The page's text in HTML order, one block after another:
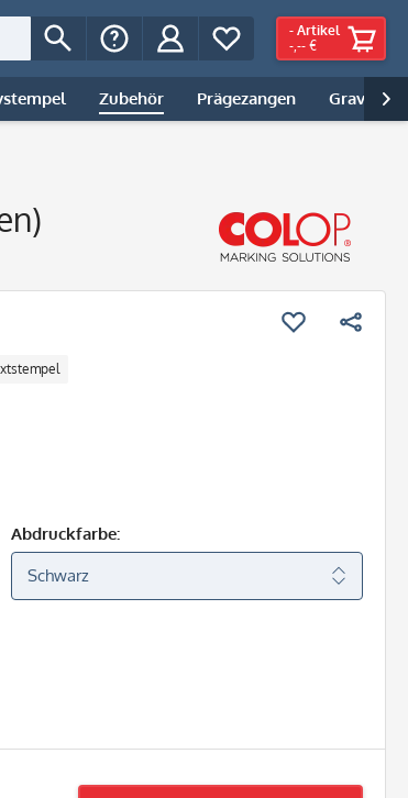
- Artikel
-,-- €
Zubehör Prägezangen Gravur |

Abdruckfarbe: